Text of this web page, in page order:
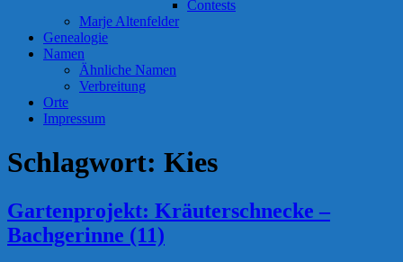
Contests
Marje Altenfelder
Genealogie
Namen
Ähnliche Namen
Verbreitung
Orte
Impressum
Schlagwort: Kies
Gartenprojekt: Kräuterschnecke –
Bachgerinne (11)